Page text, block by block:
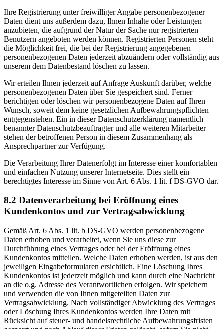
Ihre Registrierung unter freiwilliger Angabe personenbezogener
Daten dient uns außerdem dazu, Ihnen Inhalte oder Leistungen
anzubieten, die aufgrund der Natur der Sache nur registrierten
Benutzern angeboten werden können. Registrierten Personen steht
die Möglichkeit frei, die bei der Registrierung angegebenen
personenbezogenen Daten jederzeit abzuändern oder vollständig aus
unserem dem Datenbestand löschen zu lassen.
Wir erteilen Ihnen jederzeit auf Anfrage Auskunft darüber, welche
personenbezogenen Daten über Sie gespeichert sind. Ferner
berichtigen oder löschen wir personenbezogene Daten auf Ihren
Wunsch, soweit dem keine gesetzlichen Aufbewahrungspflichten
entgegenstehen. Ein in dieser Datenschutzerklärung namentlich
benannter Datenschutzbeauftragter und alle weiteren Mitarbeiter
stehen der betroffenen Person in diesem Zusammenhang als
Ansprechpartner zur Verfügung.
Die Verarbeitung Ihrer Datenerfolgt im Interesse einer komfortablen
und einfachen Nutzung unserer Internetseite. Dies stellt ein
berechtigtes Interesse im Sinne von Art. 6 Abs. 1 lit. f DS-GVO dar.
8.2 Datenverarbeitung bei Eröffnung eines
Kundenkontos und zur Vertragsabwicklung
Gemäß Art. 6 Abs. 1 lit. b DS-GVO werden personenbezogene
Daten erhoben und verarbeitet, wenn Sie uns diese zur
Durchführung eines Vertrages oder bei der Eröffnung eines
Kundenkontos mitteilen. Welche Daten erhoben werden, ist aus den
jeweiligen Eingabeformularen ersichtlich. Eine Löschung Ihres
Kundenkontos ist jederzeit möglich und kann durch eine Nachricht
an die o.g. Adresse des Verantwortlichen erfolgen. Wir speichern
und verwenden die von Ihnen mitgeteilten Daten zur
Vertragsabwicklung. Nach vollständiger Abwicklung des Vertrages
oder Löschung Ihres Kundenkontos werden Ihre Daten mit
Rücksicht auf steuer- und handelsrechtliche Aufbewahrungsfristen